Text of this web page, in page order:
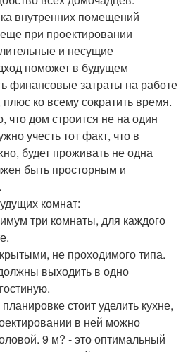
внутренних помещений
при проектировании
и несущие
поможет в будущем
финансовые затраты на работе
ко всему сократить время.
что дом строится не на один
учесть тот факт, что в
будет проживать не одна
быть просторным и
комнат:
три комнаты, для каждого
не проходимого типа.
выходить в одно
стоит уделить кухне,
в ней можно
9 м? - это оптимальный